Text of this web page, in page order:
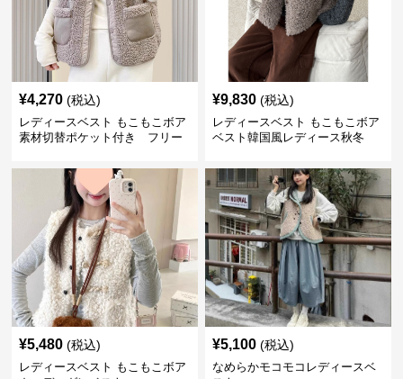
¥4,270 (税込)
レディースベスト もこもこボア
素材切替ポケット付き フリー
¥9,830 (税込)
レディースベスト もこもこボア
ベスト韓国風レディース秋冬
¥5,480 (税込)
レディースベスト もこもこボア
¥5,100 (税込)
なめらかモコモコレディースベ